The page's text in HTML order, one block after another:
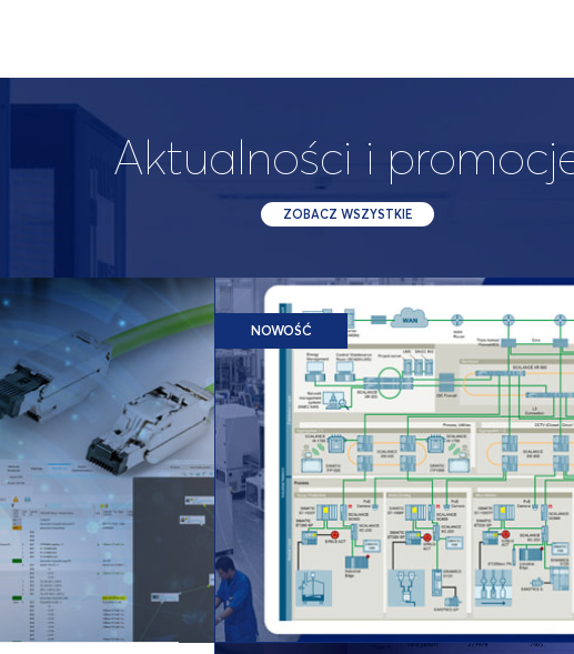
Aktualności i
ZOBACZ WSZYSTKIE
NOWOŚĆ